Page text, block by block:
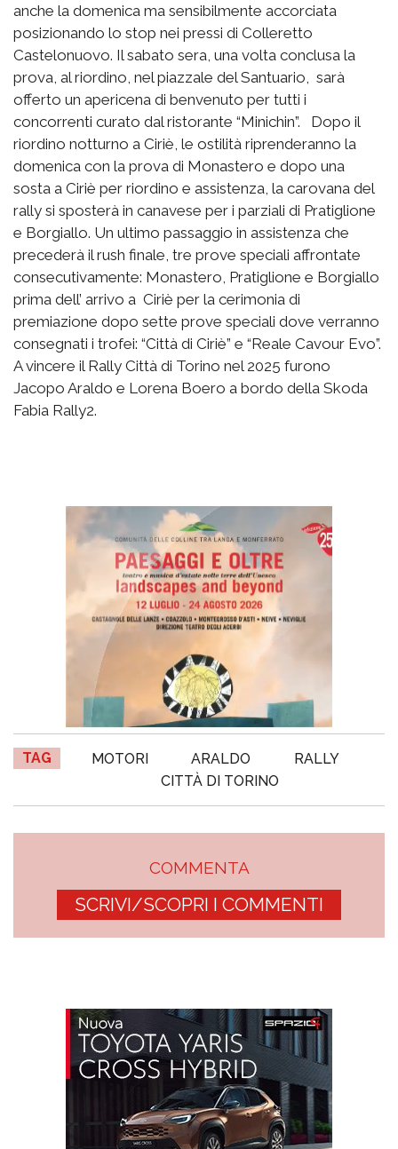
anche la domenica ma sensibilmente accorciata
posizionando lo stop nei pressi di Colleretto
Castelonuovo. Il sabato sera, una volta conclusa la
prova, al riordino, nel piazzale del Santuario, sarà
offerto un apericena di benvenuto per tutti i
concorrenti curato dal ristorante “Minichin”. Dopo il
riordino notturno a Ciriè, le ostilità riprenderanno la
domenica con la prova di Monastero e dopo una
sosta a Ciriè per riordino e assistenza, la carovana del
rally si sposterà in canavese per i parziali di Pratiglione
e Borgiallo. Un ultimo passaggio in assistenza che
precederà il rush finale, tre prove speciali affrontate
consecutivamente: Monastero, Pratiglione e Borgiallo
prima dell’ arrivo a Ciriè per la cerimonia di
premiazione dopo sette prove speciali dove verranno
consegnati i trofei: “Città di Ciriè” e “Reale Cavour Evo”.
A vincere il Rally Città di Torino nel 2025 furono
Jacopo Araldo e Lorena Boero a bordo della Skoda
Fabia Rally2.
TAG MOTORI ARALDO
RALLY
CITTÀ DI TORINO
COMMENTA
SCRIVI/SCOPRI I COMMENTI